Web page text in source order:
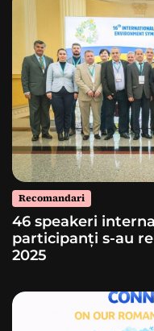
Recomandari
46 speakeri internaționali și
participanți s-au
2025